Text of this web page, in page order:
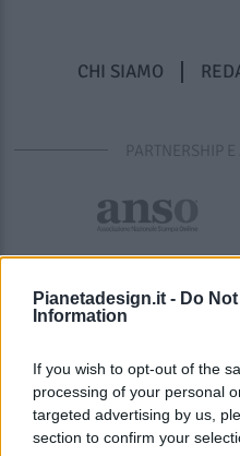
Pianetadesign.it - Do
Information
If you wish to opt-out of the
processing of your personal
targeted advertising by us,
section to confirm your
CHI SIAMO
PARTNERSHIP
© 2026 - Pianeta Design -
Registrata Al Tribunale Di